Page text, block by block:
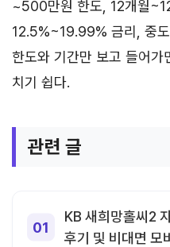
~500만원 한도, 12개월
12.5%~19.99% 금리, 중
한도와 기간만 보고 들어가
치기 쉽다.
관련 글
KB 새희망홀씨2
후기 및 비대면 모